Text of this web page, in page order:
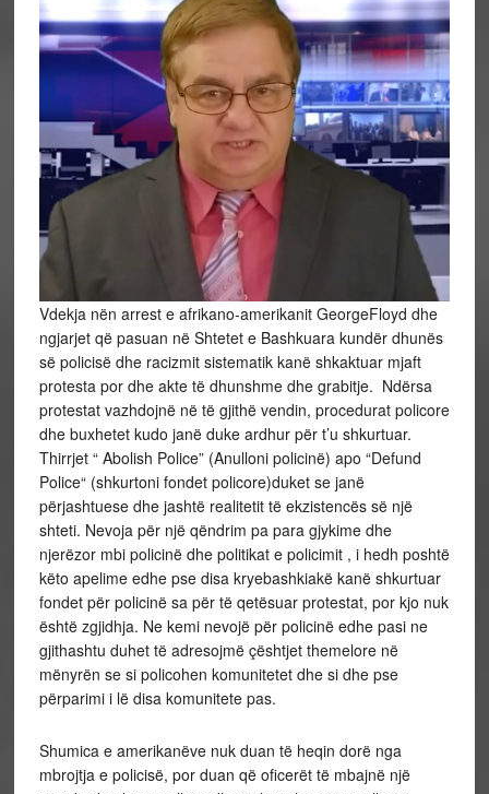
Vdekja nën arrest e afrikano-amerikanit GeorgeFloyd dhe
ngjarjet që pasuan në Shtetet e Bashkuara kundër dhunës
së policisë dhe racizmit sistematik kanë shkaktuar mjaft
protesta por dhe akte të dhunshme dhe grabitje. Ndërsa
protestat vazhdojnë në të gjithë vendin, procedurat policore
dhe buxhetet kudo janë duke ardhur për t’u shkurtuar.
Thirrjet “ Abolish Police” (Anulloni policinë) apo “Defund
Police“ (shkurtoni fondet policore)duket se janë
përjashtuese dhe jashtë realitetit të ekzistencës së një
shteti. Nevoja për një qëndrim pa para gjykime dhe
njerëzor mbi policinë dhe politikat e policimit , i hedh poshtë
këto apelime edhe pse disa kryebashkiakë kanë shkurtuar
fondet për policinë sa për të qetësuar protestat, por kjo nuk
është zgjidhja. Ne kemi nevojë për policinë edhe pasi ne
gjithashtu duhet të adresojmë çështjet themelore në
mënyrën se si policohen komunitetet dhe si dhe pse
përparimi i lë disa komunitete pas.
Shumica e amerikanëve nuk duan të heqin dorë nga
mbrojtja e policisë, por duan që oficerët të mbajnë një